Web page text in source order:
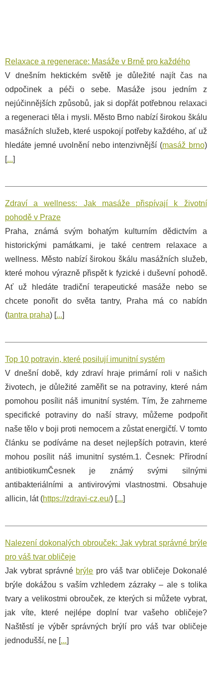
Relaxace a regenerace: Masáže v Brně pro každého
V dnešním hektickém světě je důležité najít čas na
odpočinek a péči o sebe. Masáže jsou jedním z
nejúčinnějších způsobů, jak si dopřát potřebnou relaxaci
a regeneraci těla i mysli. Město Brno nabízí širokou škálu
masážních služeb, které uspokojí potřeby každého, ať už
hledáte jemné uvolnění nebo intenzivnější (masáž brno)
[...]
Zdraví a wellness: Jak masáže přispívají k životní
pohodě v Praze
Praha, známá svým bohatým kulturním dědictvím a
historickými památkami, je také centrem relaxace a
wellness. Město nabízí širokou škálu masážních služeb,
které mohou výrazně přispět k fyzické i duševní pohodě.
Ať už hledáte tradiční terapeutické masáže nebo se
chcete ponořit do světa tantry, Praha má co nabídn
(tantra praha) [...]
Top 10 potravin, které posilují imunitní systém
V dnešní době, kdy zdraví hraje primární roli v našich
životech, je důležité zaměřit se na potraviny, které nám
pomohou posílit náš imunitní systém. Tím, že zahrneme
specifické potraviny do naší stravy, můžeme podpořit
naše tělo v boji proti nemocem a zůstat energičtí. V tomto
článku se podíváme na deset nejlepších potravin, které
mohou posílit náš imunitní systém.1. Česnek: Přírodní
antibiotikumČesnek je známý svými silnými
antibakteriálními a antivirovými vlastnostmi. Obsahuje
allicin, lát (https://zdravi-cz.eu/) [...]
Nalezení dokonalých obrouček: Jak vybrat správné brýle
pro váš tvar obličeje
Jak vybrat správné brýle pro váš tvar obličeje Dokonalé
brýle dokážou s vaším vzhledem zázraky – ale s tolika
tvary a velikostmi obrouček, ze kterých si můžete vybrat,
jak víte, které nejlépe doplní tvar vašeho obličeje?
Naštěstí je výběr správných brýlí pro váš tvar obličeje
jednodušší, ne [...]